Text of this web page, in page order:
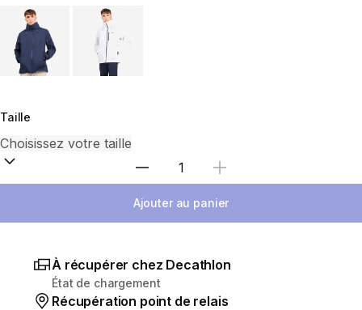
Choose a variant
Taille
Sélectionnez la quantité
Ajouter au panier
À récupérer chez Decathlon
État de chargement
Récupération point de relais